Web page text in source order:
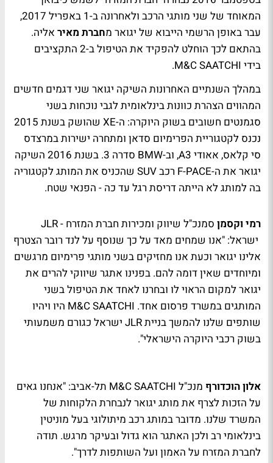
המאוחד של שני מותגי הרכב ולאחרונה ב-1 באפריל 2017,
עבר באופן הרשמי הייבוא של יגואר מחברת מאיר אליה.
בהתאם לכך הוחלט להפקיד את הטיפול ב-2 התקציבים
בידי M&C SAATCHI.
במהלך השנתיים האחרונות השיקה יגואר שני דגמים חדשים
המהווים הצהרת כוונות בינלאומית לגבי נוכחות בשני
סגמנטים חשובים בשוק היוקרה: ה-XE שהושק בשנת 2015
נכנס לקטגוריית הפרימיום סדאן ומתחרה ישירות במרצדס
סי קלאס, אאודי A3, וב-BMW סדרה 3. בשנת 2016 השיקה
יגואר את ה-F-PACE רכב SUV שהכניס את המותג לקטגוריה
בה למותג לא הייתה דריסת רגל עד כה - הפנאי שטח.
רמי וקסמן
סמנכ"ל שיווק ומכירות חברת המזרח - JLR
ישראל: "אנו שמחים מאד על כך שנוסף על לנד רובר הצטרף
אלינו יגואר וכעת אנו מחזיקים בשני מותגי פרימיום מרגשים
ומיוחדים שאין דומה להם. בפנינו אתגר שיווקי להרים את
יגואר למקום הראוי לו ובחרנו לאחד את הטיפול בשני
המותגים במשרד פרסום אחד. M&C SAATCHI היו ויהיו
שותפים שלנו להמשך בניית JLR ישראל כגורם משמעותי
בשוק רכבי היוקרה הישראלי".
אלון הוכדורף
מנכ"ל M&C SAATCHI תל-אביב: "אנחנו גאים
על הזכות לצרף את מותג יגואר לנבחרת הלקוחות של
המשרד שלנו. מדובר במותג רכב מיתולוגי בעל מוניטין
בינלאומי רב ולכן האתגר הוא גדול ובעיקר מרגש. תודה
לחברת המזרח על האמון ועל השותפות לדרך".